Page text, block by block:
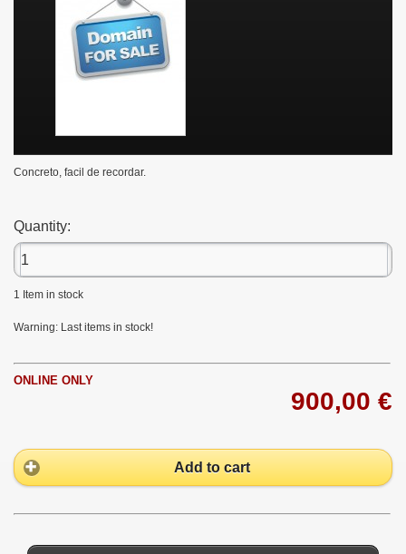
Concreto, facil de recordar.
Quantity:
1 Item in stock
Warning: Last items in stock!
ONLINE ONLY
900,00 €
Add to cart